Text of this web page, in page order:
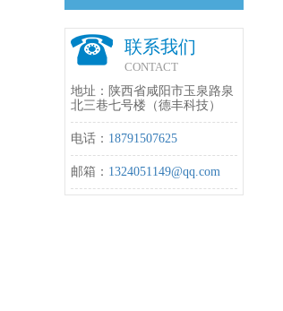
联系我们
CONTACT
地址：陕西省咸阳市玉泉路泉
北三巷七号楼（德丰科技）
电话： 18791507625
邮箱： 1324051149@qq.com